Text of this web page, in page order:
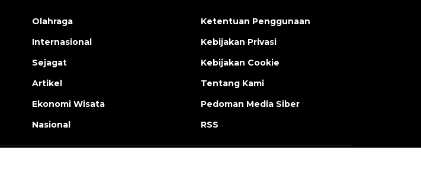
Olahraga
Internasional
Sejagat
Artikel
Ekonomi Wisata
Nasional
Ketentuan Penggunaan
Kebijakan Privasi
Kebijakan Cookie
Tentang Kami
Pedoman Media Siber
RSS